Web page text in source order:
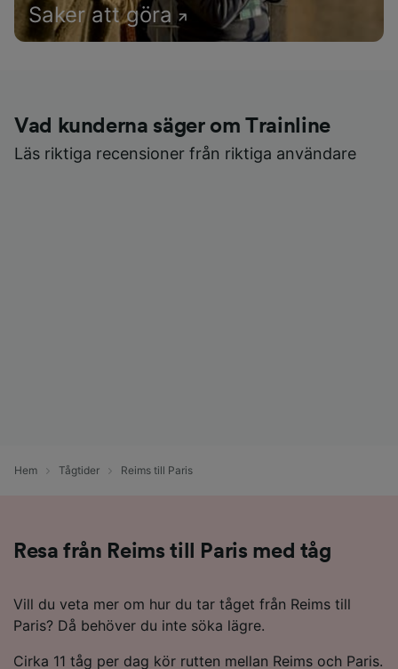
Saker att göra
Vad kunderna säger om Trainline
Läs riktiga recensioner från riktiga användare
Hem Tågtider Reims till Paris
Resa från Reims till Paris med tåg
Vill du veta mer om hur du tar tåget från Reims till
Paris? Då behöver du inte söka lägre.
Cirka 11 tåg per dag kör rutten mellan Reims och Paris.